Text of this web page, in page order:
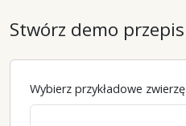
Stwórz demo przepis
Wybierz przykładowe zwierzę